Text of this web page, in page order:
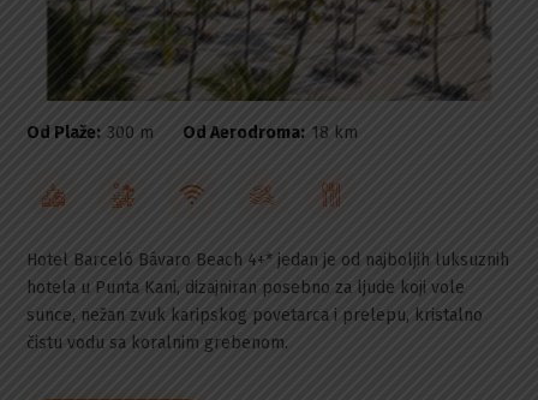
Od Plaže: 300 m Od Aerodroma: 18 km
Hotel Barceló Bávaro Beach 4+* jedan je od najboljih luksuznih
hotela u Punta Kani, dizajniran posebno za ljude koji vole
sunce, nežan zvuk karipskog povetarca i prelepu, kristalno
čistu vodu sa koralnim grebenom.